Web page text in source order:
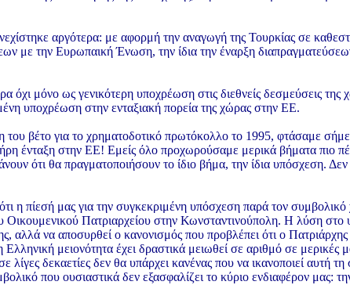
αργότερα: με αφορμή την αναγωγή της Τουρκίας σε
με την Ευρωπαική Ένωση, την ίδια την έναρξη
όχι μόνο ως γενικότερη υποχρέωση στις διεθνείς δεσμεύσεις
υποχρέωση στην ενταξιακή πορεία της χώρας στην ΕΕ.
βέτο για το χρηματοδοτικό πρωτόκολλο το 1995, φτάσαμε
ένταξη στην ΕΕ! Εμείς όλο προχωρούσαμε μερικά βήματα
ότι θα πραγματοποιήσουν το ίδιο βήμα, την ίδια υπόσχεση.
η πίεσή μας για την συγκεκριμένη υπόσχεση παρά τον
Οικουμενικού Πατριαρχείου στην Κωνσταντινούπολη. Η λύση στο
αλλά να αποσυρθεί ο κανονισμός που προβλέπει ότι ο Πατριάρχης
Ελληνική μειονότητα έχει δραστικά μειωθεί σε αριθμό σε μερικές
λίγες δεκαετίες δεν θα υπάρχει κανένας που να ικανοποιεί αυτή
που ουσιαστικά δεν εξασφαλίζει το κύριο ενδιαφέρον μας: